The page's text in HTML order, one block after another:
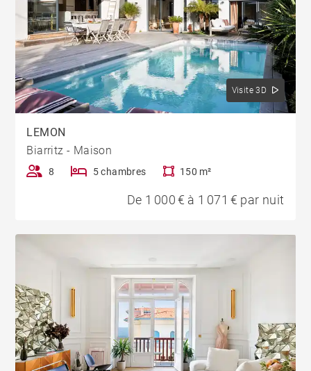
Visite 3D
LEMON
Biarritz - Maison
8 5 chambres 150 m²
De 1 000 € à 1 071 € par nuit